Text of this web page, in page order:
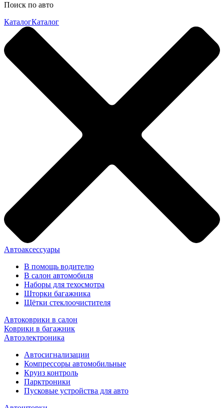
Поиск по авто
КаталогКаталог
Автоаксессуары
В помощь водителю
В салон автомобиля
Наборы для техосмотра
Шторки багажника
Щётки стеклоочистителя
Автоковрики в салон
Коврики в багажник
Автоэлектроника
Автосигнализации
Компрессоры автомобильные
Круиз контроль
Парктроники
Пусковые устройства для авто